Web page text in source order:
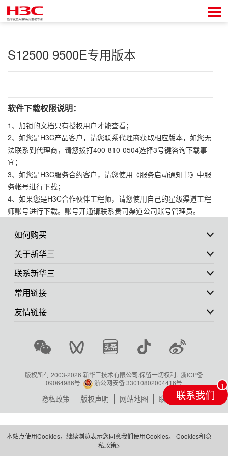
S12500 9500E专用版本
软件下载权限说明：
1、加锁的文档只有授权用户才能查看；
2、如您是H3C产品客户，请您联系代理商获取相应版本，如您无
法联系到代理商，请您拨打400-810-0504选择3号键咨询下载事
宜；
3、如您是H3C服务合约客户，请您使用《服务启动通知书》中服
务帐号进行下载；
4、如果您是H3C合作伙伴工程师，请您使用自己的星级渠道工程
师账号进行下载。账号开通请联系贵司渠道公司账号管理员。
如何购买
关于新华三
联系新华三
常用链接
友情链接
版权所有 2003-2026 新华三技术有限公司.保留一切权利. 浙ICP备
09064986号
浙公网安备 33010802004416号
隐私政策 版权声明 网站地图 联系我们联系我们
本站点使用Cookies，继续浏览表示您同意我们使用Cookies。 Cookies和隐
私政策>